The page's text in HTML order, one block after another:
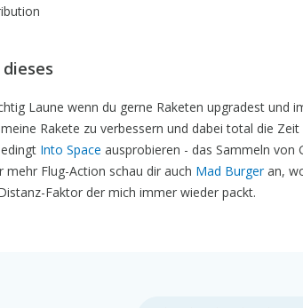
Laune wenn du gerne Raketen upgradest und
Rakete zu verbessern und dabei total die
Into Space ausprobieren - das Sammeln von
mehr Flug-Action schau dir auch Mad Burgeran,
Faktor der mich immer wieder packt.